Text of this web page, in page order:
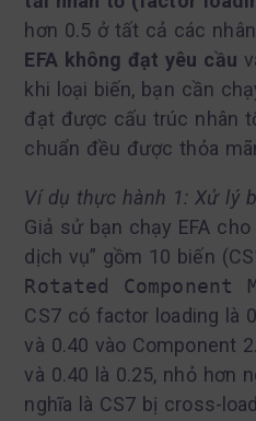
hơn 0.5 ở tất cả các
EFA không đạt yêu cầu
khi loại biến, bạn cần
đạt được cấu trúc nhân
chuẩn đều được thỏa
Ví dụ thực hành 1: Xử lý
Giả sử bạn chạy EFA
dịch vụ” gồm 10 biến
Rotated Component
CS7 có factor loading là
và 0.40 vào Component
và 0.40 là 0.25, nhỏ hơn
nghĩa là CS7 bị cross-